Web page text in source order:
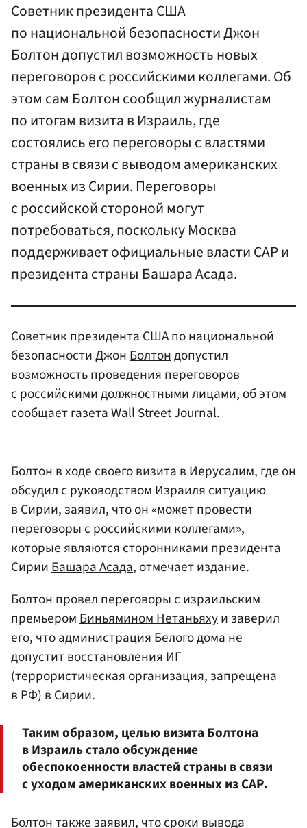
Советник президента США
по национальной безопасности Джон
Болтон допустил возможность новых
переговоров с российскими коллегами. Об
этом сам Болтон сообщил журналистам
по итогам визита в Израиль, где
состоялись его переговоры с властями
страны в связи с выводом американских
военных из Сирии. Переговоры
с российской стороной могут
потребоваться, поскольку Москва
поддерживает официальные власти САР и
президента страны Башара Асада.
Советник президента США по национальной
безопасности ДжонБолтондопустил
возможность проведения переговоров
с российскими должностными лицами, об этом
сообщает газета Wall Street Journal.
Болтон в ходе своего визита в Иерусалим, где он
обсудил с руководством Израиля ситуацию
в Сирии, заявил, что он «может провести
переговоры с российскими коллегами»,
которые являются сторонниками президента
СирииБашара Асада, отмечает издание.
Болтон провел переговоры с израильским
премьеромБиньямином Нетаньяхуи заверил
его, что администрация Белого дома не
допустит восстановления ИГ
(террористическая организация, запрещена
в РФ) в Сирии.
Таким образом, целью визита Болтона
в Израиль стало обсуждение
обеспокоенности властей страны в связи
с уходом американских военных из САР.
Болтон также заявил, что сроки вывода